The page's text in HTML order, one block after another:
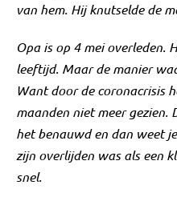
van hem. Hij knutselde de
Opa is op 4 mei overleden.
leeftijd. Maar de manier
Want door de coronacrisis
maanden niet meer gezien.
het benauwd en dan weet
zijn overlijden was als een
snel.